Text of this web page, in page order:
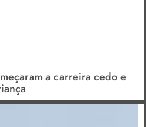
a carreira cedo e